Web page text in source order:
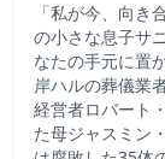
「私が今、向
の小さな息子サ
なたの手元に置
岸ハルの葬儀
経営者ロバート
た母ジャスミン